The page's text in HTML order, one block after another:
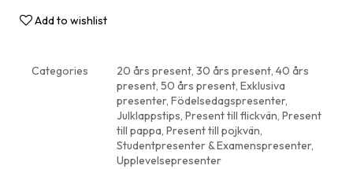
Add to wishlist
Categories 20 års present, 30 års present, 40 års
present, 50 års present, Exklusiva
presenter, Födelsedagspresenter,
Julklappstips, Present till flickvän, Present
till pappa, Present till pojkvän,
Studentpresenter & Examenspresenter,
Upplevelsepresenter